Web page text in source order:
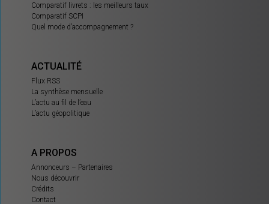
Comparatif livrets : les meilleurs taux
Comparatif SCPI
Quel mode d’accompagnement ?
ACTUALITÉ
Flux RSS
La synthèse mensuelle
L’actu au fil de l’eau
L’actu géopolitique
A PROPOS
Annonceurs – Partenaires
Nous découvrir
Crédits
Contact